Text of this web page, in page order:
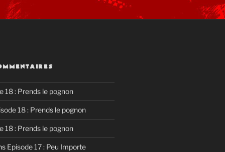
18 : Prends le pognon
18 : Prends le pognon
18 : Prends le pognon
Episode 17 : Peu Importe